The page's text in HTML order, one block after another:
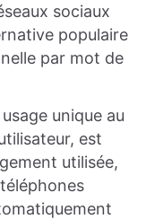
sociaux
populaire
par mot de
unique au
est
utilisée,